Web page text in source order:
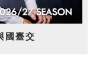
國臺交